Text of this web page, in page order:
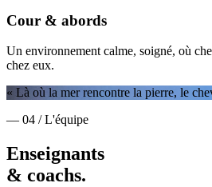
Cour & abords
Un environnement calme, soigné, où
chez eux.
« Là où la mer rencontre la pierre, le
— 04 / L'équipe
Enseignants
& coachs.